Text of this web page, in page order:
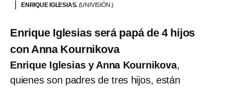
ENRIQUE IGLESIAS. (UNIVISIÓN.)
Enrique Iglesias será papá de 4 hijos
con Anna Kournikova
Enrique Iglesias y Anna Kournikova,
quienes son padres de tres hijos, están